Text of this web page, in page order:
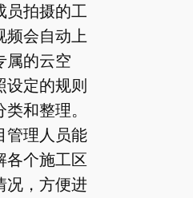
员拍摄的工
频会自动上
属的云空
设定的规则
和整理。
管理人员能
各个施工区
况，方便进